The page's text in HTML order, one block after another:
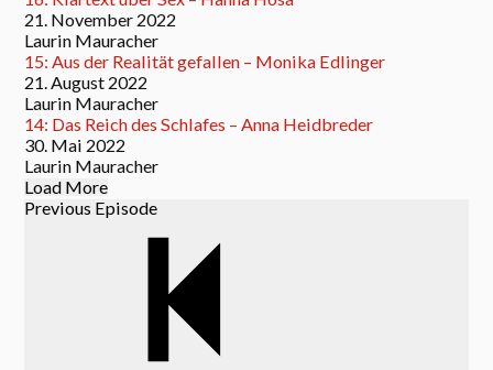
21. November 2022
Laurin Mauracher
15: Aus der Realität gefallen – Monika Edlinger
21. August 2022
Laurin Mauracher
14: Das Reich des Schlafes – Anna Heidbreder
30. Mai 2022
Laurin Mauracher
Load More
Previous Episode